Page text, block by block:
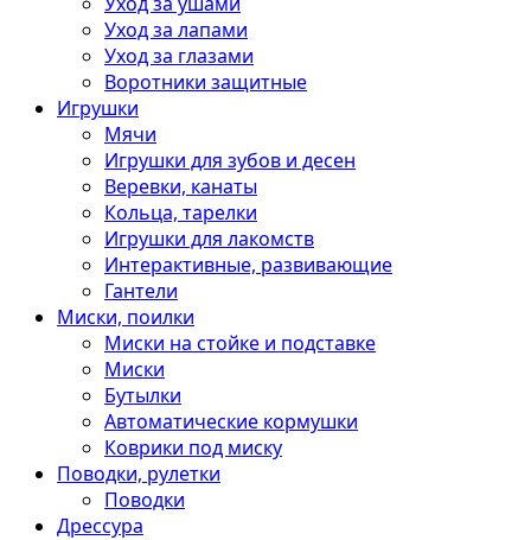
Уход за лапами
Уход за глазами
Воротники защитные
Игрушки
Мячи
Игрушки для зубов и десен
Веревки, канаты
Кольца, тарелки
Игрушки для лакомств
Интерактивные, развивающие
Гантели
Миски, поилки
Миски на стойке и подставке
Миски
Бутылки
Автоматические кормушки
Коврики под миску
Поводки, рулетки
Поводки
Дрессура